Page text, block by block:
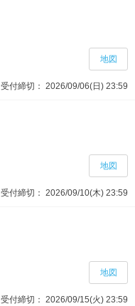
受付締切： 2026/09/06(日) 23:59
地図
受付締切： 2026/09/10(木) 23:59
地図
受付締切： 2026/09/15(火) 23:59
地図